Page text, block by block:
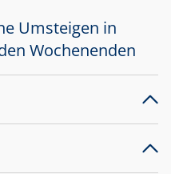
Umsteigen in
Wochenenden
am